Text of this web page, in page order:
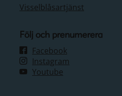
Visselblåsartjänst
Följ och prenumerera
Facebook
Instagram
Youtube